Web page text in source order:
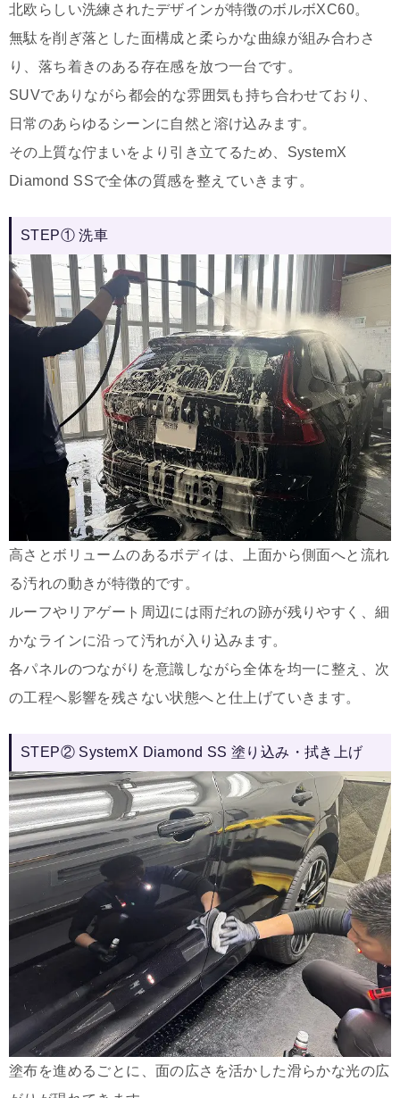
北欧らしい洗練されたデザインが特徴のボルボXC60。
無駄を削ぎ落とした面構成と柔らかな曲線が組み合わさ
り、落ち着きのある存在感を放つ一台です。
SUVでありながら都会的な雰囲気も持ち合わせており、
日常のあらゆるシーンに自然と溶け込みます。
その上質な佇まいをより引き立てるため、SystemX
Diamond SSで全体の質感を整えていきます。
STEP① 洗車
高さとボリュームのあるボディは、上面から側面へと流れ
る汚れの動きが特徴的です。
ルーフやリアゲート周辺には雨だれの跡が残りやすく、細
かなラインに沿って汚れが入り込みます。
各パネルのつながりを意識しながら全体を均一に整え、次
の工程へ影響を残さない状態へと仕上げていきます。
STEP② SystemX Diamond SS 塗り込み・拭き上げ
塗布を進めるごとに、面の広さを活かした滑らかな光の広